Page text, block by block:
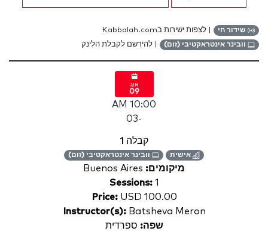
שידור חי | לצפות ישירות בKabbalah.com
וובינר אינטראקטיבי (זום) | להירשם לקבלת הלינק
אוג
09
10:00 AM
-03
קבלה 1
אישית וובינר אינטראקטיבי (זום)
מיקומים: Buenos Aires
Sessions:1
Price:USD 100.00
Instructor(s):Batsheva Meron
שפה: ספרדית